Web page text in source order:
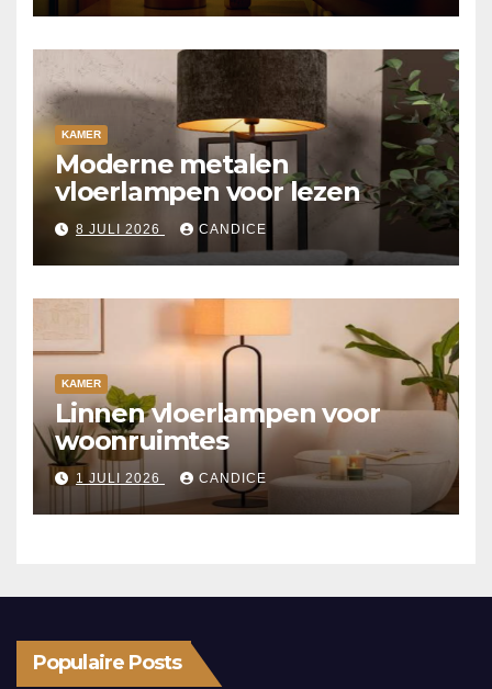
KAMER
Moderne metalen
vloerlampen voor lezen
8 JULI 2026 CANDICE
KAMER
Linnen vloerlampen voor
woonruimtes
1 JULI 2026 CANDICE
Populaire Posts